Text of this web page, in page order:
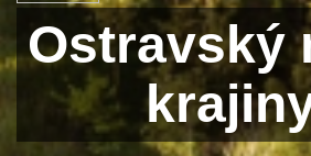
Ostravský